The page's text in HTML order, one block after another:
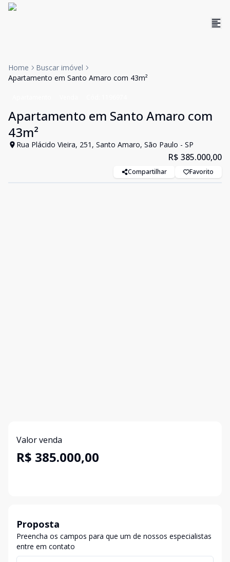
Home
Buscar imóvel
Apartamento em Santo Amaro com 43m²
Apartamento em Santo Amaro com
43m²
Rua Plácido Vieira, 251, Santo Amaro, São Paulo - SP
R$ 385.000,00
Compartilhar Favorito
Valor venda
R$ 385.000,00
Proposta
Preencha os campos para que um de nossos especialistas
entre em contato